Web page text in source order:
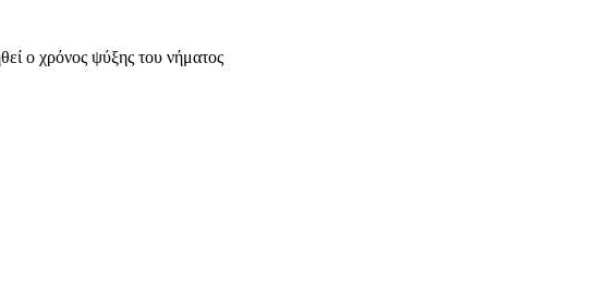
ο χρόνος ψύξης του νήματος